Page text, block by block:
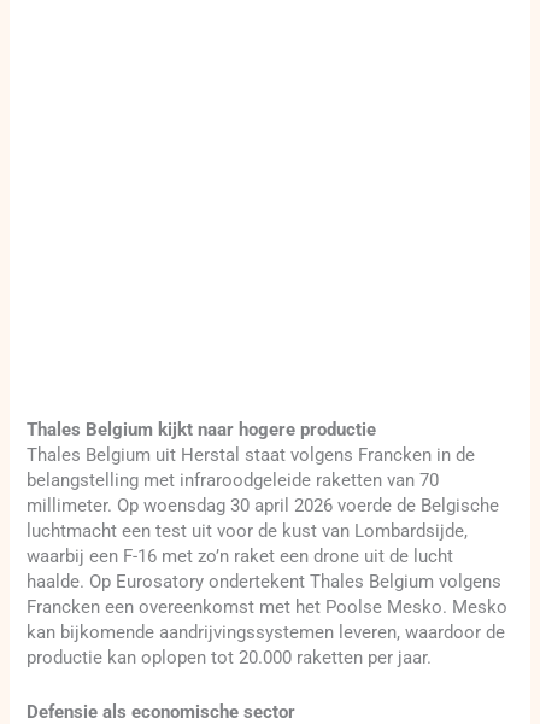
Thales Belgium kijkt naar hogere productie
Thales Belgium uit Herstal staat volgens Francken in de
belangstelling met infraroodgeleide raketten van 70
millimeter. Op woensdag 30 april 2026 voerde de Belgische
luchtmacht een test uit voor de kust van Lombardsijde,
waarbij een F-16 met zo’n raket een drone uit de lucht
haalde. Op Eurosatory ondertekent Thales Belgium volgens
Francken een overeenkomst met het Poolse Mesko. Mesko
kan bijkomende aandrijvingssystemen leveren, waardoor de
productie kan oplopen tot 20.000 raketten per jaar.
Defensie als economische sector